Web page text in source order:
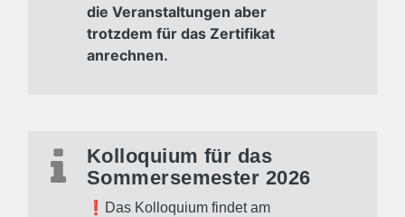
die Veranstaltungen aber
trotzdem für das Zertifikat
anrechnen.
Kolloquium für das
Sommersemester 2026
❗️ Das Kolloquium findet am